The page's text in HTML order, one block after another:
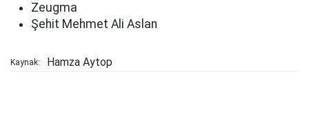
Zeugma
Şehit Mehmet Ali Aslan
Kaynak: Hamza Aytop